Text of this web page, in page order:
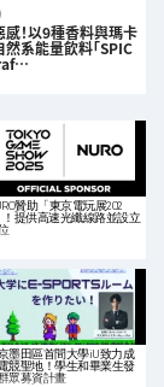
！以9種香料與瑪卡
系能量飲料「SPIC
贊助「東京電玩展202
！提供高速光纖線路並設立
墨田區首間大學iU致力成
競聖地！學生和畢業生發
眾募資計畫